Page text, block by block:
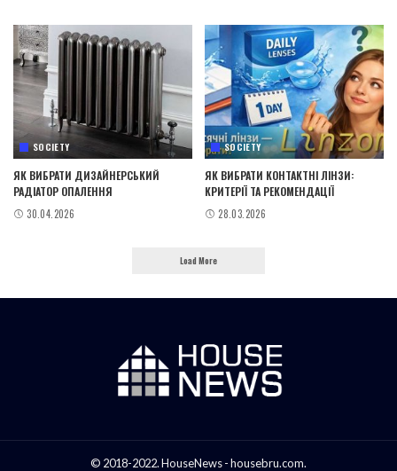
SOCIETY
ЯК ВИБРАТИ ДИЗАЙНЕРСЬКИЙ
РАДІАТОР ОПАЛЕННЯ
30.04.2026
SOCIETY
ЯК ВИБРАТИ КОНТАКТНІ ЛІНЗИ:
КРИТЕРІЇ ТА РЕКОМЕНДАЦІЇ
28.03.2026
Load More
© 2018-2022. HouseNews - housebru.com.